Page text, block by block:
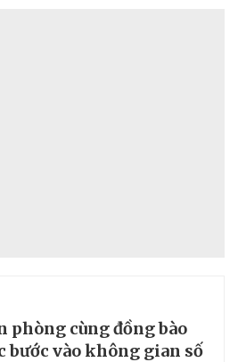
phòng cùng đồng bào
bước vào không gian số